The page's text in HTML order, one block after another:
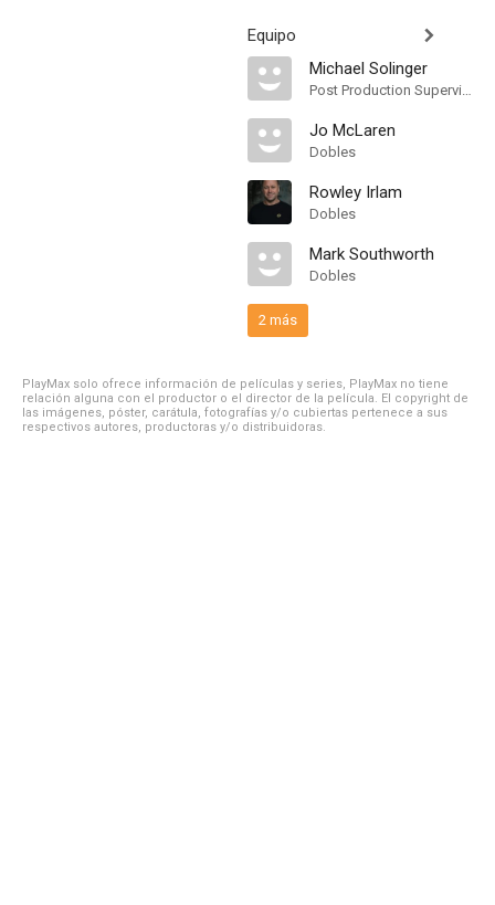
Equipo
Michael Solinger
Post Production Supervisor
Jo McLaren
Dobles
Rowley Irlam
Dobles
Mark Southworth
Dobles
2 más
PlayMax solo ofrece información de películas y series, PlayMax no tiene
relación alguna con el productor o el director de la película. El copyright de
las imágenes, póster, carátula, fotografías y/o cubiertas pertenece a sus
respectivos autores, productoras y/o distribuidoras.